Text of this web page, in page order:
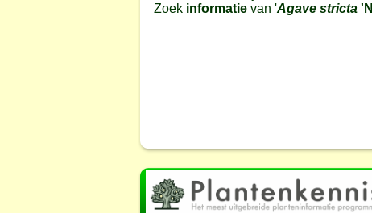
Zoek informatievan 'Agave stricta